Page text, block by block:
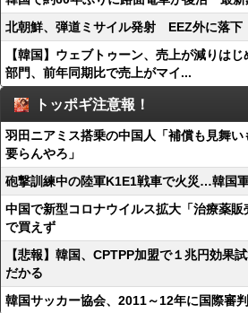
北朝鮮、弾道ミサイル発射 EEZ外に落下
【韓国】ウェブトゥーン、売上が減りは
部門、前年同期比で売上がマイ...
トッポギ注意報！
羽田ニアミス搭乗の中国人「補償も見舞
要らんやろ」
砲撃訓練中の陸軍K1E1戦車で火災…韓国
中国で新型コロナウイルス拡大「治療薬
で買えず
【悲報】韓国、CPTPP加盟で１兆円効果
だかる
韓国サッカー協会、2011～12年に国際審